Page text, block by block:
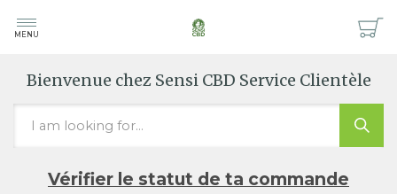
MENU
Bienvenue chez Sensi CBD Service Clientèle
Vérifier le statut de ta commande